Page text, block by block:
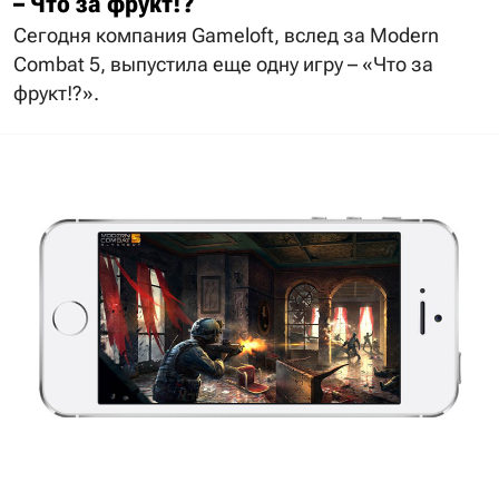
Сегодня компания Gameloft, вслед за Modern
Combat 5, выпустила еще одну игру – «Что за
фрукт!?».